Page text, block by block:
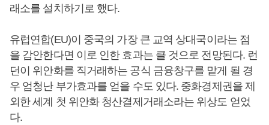
래소를 설치하기로 했다.
유럽연합(EU)이 중국의 가장 큰 교역 상대국이라는 점
을 감안한다면 이로 인한 효과는 클 것으로 전망된다. 런
던이 위안화를 직거래하는 공식 금융창구를 맡게 될 경
우 엄청난 부가효과를 얻을 수도 있다. 중화경제권을 제
외한 세계 첫 위안화 청산결제거래소라는 위상도 얻었
다.